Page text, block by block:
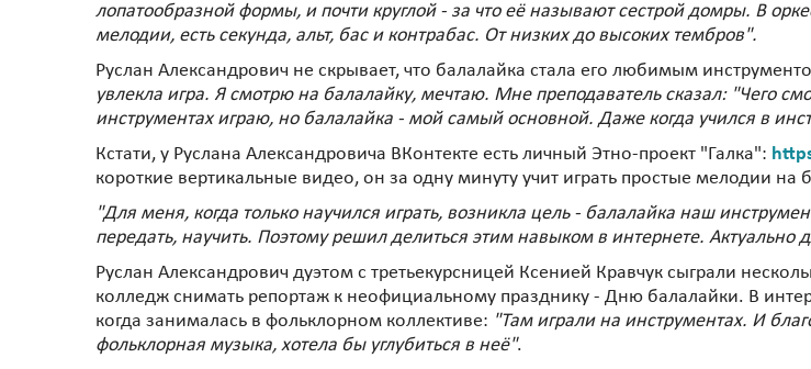
лопатообразной формы, и почти круглой - за что её называют сестрой домры. В
мелодии, есть секунда, альт, бас и контрабас. От низких до высоких тембров".
Руслан Александрович не скрывает, что балалайка стала его любимым
увлекла игра. Я смотрю на балалайку, мечтаю. Мне преподаватель сказал: "Чего
инструментах играю, но балалайка - мой самый основной. Даже когда учился в
Кстати, у Руслана Александровича ВКонтекте есть личный Этно-проект "Галка":
короткие вертикальные видео, он за одну минуту учит играть простые мелодии на
"Для меня, когда только научился играть, возникла цель - балалайка наш
передать, научить. Поэтому решил делиться этим навыком в интернете.
Руслан Александрович дуэтом с третьекурсницей Ксенией Кравчук сыграли
колледж снимать репортаж к неофициальному празднику - Дню балалайки. В
когда занималась в фольклорном коллективе: "Там играли на инструментах. И
фольклорная музыка, хотела бы углубиться в неё".